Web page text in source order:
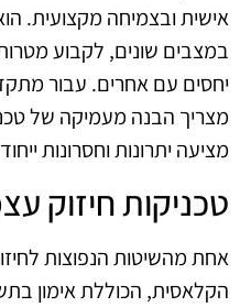
אישית ובצמיחה מקצועית.
במצבים שונים, לקבוע
יחסים עם אחרים. עבור
מצריך הבנה מעמיקה של
מציעה יתרונות וחסרונות
טכניקות חיזוק
אחת מהשיטות הנפוצות
הקלאסית, הכוללת אימון